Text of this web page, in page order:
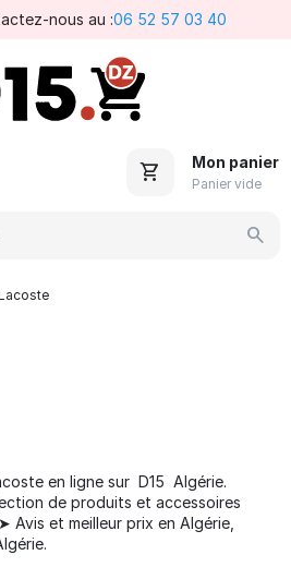
nous au :06 52 57 03 40
Mon panier
Panier vide
en ligne sur D15 Algérie.
de produits et accessoires
Avis et meilleur prix en Algérie,